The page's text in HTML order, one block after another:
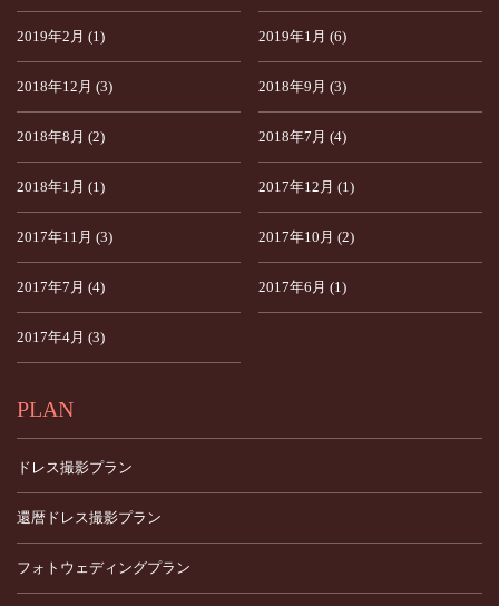
2019年2月 (1) 2019年1月 (6)
2018年12月 (3) 2018年9月 (3)
2018年8月 (2) 2018年7月 (4)
2018年1月 (1) 2017年12月 (1)
2017年11月 (3) 2017年10月 (2)
2017年7月 (4) 2017年6月 (1)
2017年4月 (3)
PLAN
ドレス撮影プラン
還暦ドレス撮影プラン
フォトウェディングプラン